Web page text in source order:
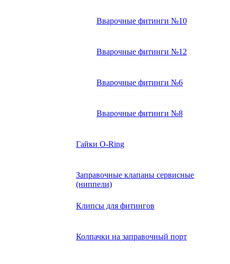
Вварочные фитинги №10
Вварочные фитинги №12
Вварочные фитинги №6
Вварочные фитинги №8
Гайки O-Ring
Заправочные клапаны сервисные
(ниппели)
Клипсы для фитингов
Колпачки на заправочный порт